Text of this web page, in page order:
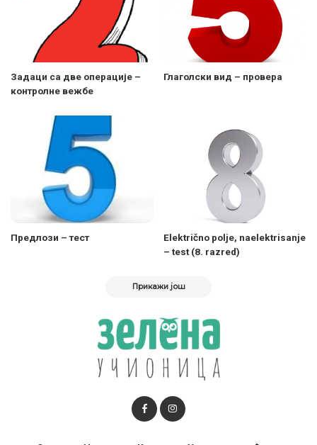
Задаци са две операције –
контролне вежбе
Глаголски вид – провера
Предлози – тест
Električno polje, naelektrisanje
– test (8. razred)
Прикажи још